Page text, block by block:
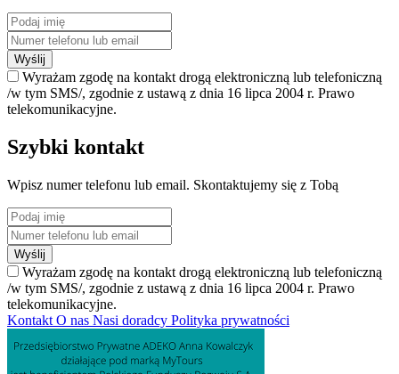
Wyślij
Wyrażam zgodę na kontakt drogą elektroniczną lub telefoniczną
/w tym SMS/, zgodnie z ustawą z dnia 16 lipca 2004 r. Prawo
telekomunikacyjne.
Szybki kontakt
Wpisz numer telefonu lub email. Skontaktujemy się z Tobą
Wyślij
Wyrażam zgodę na kontakt drogą elektroniczną lub telefoniczną
/w tym SMS/, zgodnie z ustawą z dnia 16 lipca 2004 r. Prawo
telekomunikacyjne.
Kontakt O nas Nasi doradcy Polityka prywatności